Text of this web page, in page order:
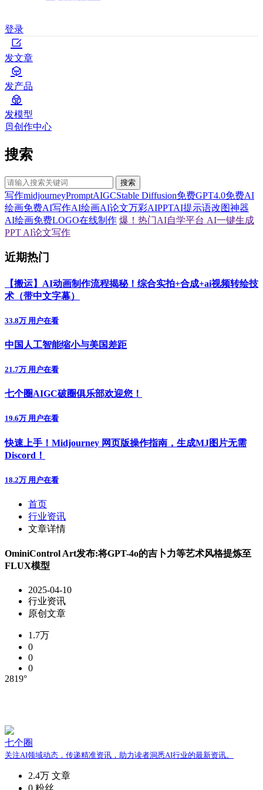
登录
发文章
发产品
发模型
创作中心
搜索
搜索
写作midjourneyPromptAIGCStable Diffusion免费GPT4.0免费AI
绘画免费AI写作AI绘画AI论文万彩AIPPTAI提示语改图神器
AI绘画免费LOGO在线制作 爆！热门AI自学平台 AI一键生成
PPT AI论文写作
近期热门
【搬运】AI动画制作流程揭秘！综合实拍+合成+ai视频转绘技
术（带中文字幕）
33.8万 用户在看
中国人工智能缩小与美国差距
21.7万 用户在看
七个圈AIGC破圈俱乐部欢迎您！
19.6万 用户在看
快速上手！Midjourney 网页版操作指南，生成MJ图片无需
Discord！
18.2万 用户在看
首页
行业资讯
文章详情
OminiControl Art发布:将GPT-4o的吉卜力等艺术风格提炼至
FLUX模型
2025-04-10
行业资讯
原创文章
1.7万
0
0
0
2819°
七个圈
关注AI领域动态，传递精准资讯，助力读者洞悉AI行业的最新资讯。
2.4万 文章